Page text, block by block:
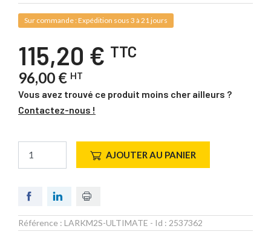
Sur commande : Expédition sous 3 à 21 jours
115,20 € TTC
96,00 € HT
Vous avez trouvé ce produit moins cher ailleurs ?
Contactez-nous !
AJOUTER AU PANIER
Référence : LARKM2S-ULTIMATE - Id : 2537362